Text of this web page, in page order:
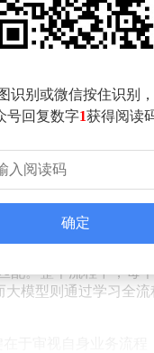
收时，AI Agent的部
仅适用于单一环节，
作链条。
的发展现状，方汉提
熟的通用场景，但垂
。他解释道：“每个行
译需要处理字幕提取
杂流程，这些环节必
剧业务为例，方汉详
幕智能提取开始，经
术生成配音，最终通
配。整个流程中，每
大模型则通过学习全
识别或微信按住识别
号回复数字1获得阅读
确定